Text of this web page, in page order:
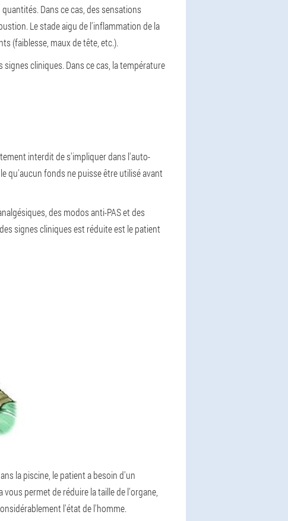
Dans ce cas, des sensations
Le stade aigu de l'inflammation de la
(faiblesse, maux de tête, etc.).
cliniques. Dans ce cas, la température
interdit de s'impliquer dans l'auto-
qu'aucun fonds ne puisse être utilisé avant
des modos anti-PAS et des
signes cliniques est réduite est le patient
la piscine, le patient a besoin d'un
permet de réduire la taille de l'organe,
l'état de l'homme.